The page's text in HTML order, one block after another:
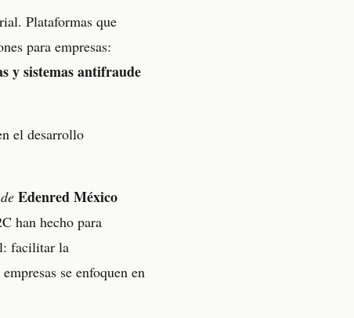
Plataformas que
para empresas:
y sistemas antifraude
el desarrollo
de Edenred México
han hecho para
facilitar la
se enfoquen en